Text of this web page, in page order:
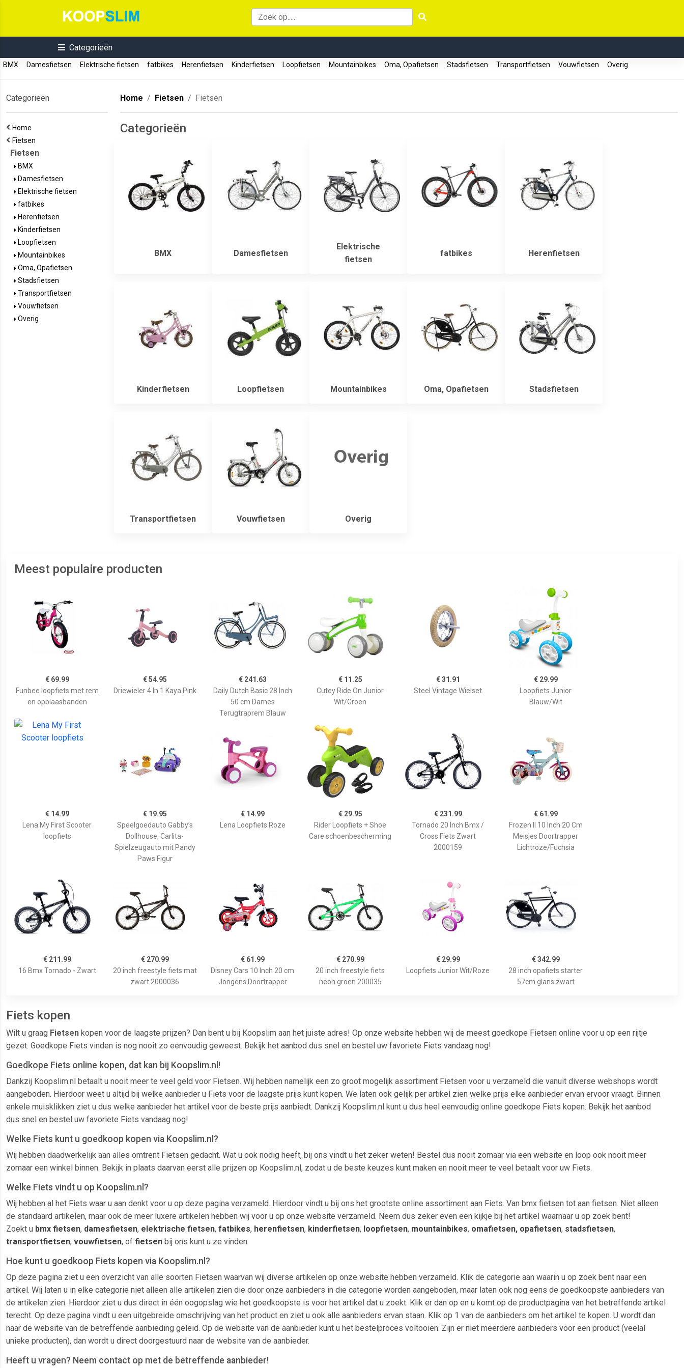
Categorieën
BMX Damesfietsen Elektrische fietsen fatbikes Herenfietsen Kinderfietsen Loopfietsen Mountainbikes Oma, Opafietsen Stadsfietsen Transportfietsen Vouwfietsen Overig
Categorieën
Home
Fietsen
Fietsen
BMX
Damesfietsen
Elektrische fietsen
fatbikes
Herenfietsen
Kinderfietsen
Loopfietsen
Mountainbikes
Oma, Opafietsen
Stadsfietsen
Transportfietsen
Vouwfietsen
Overig
Home Fietsen Fietsen
Categorieën
BMX Damesfietsen
Elektrische
fietsen
fatbikes Herenfietsen
Kinderfietsen Loopfietsen Mountainbikes Oma, Opafietsen Stadsfietsen
Transportfietsen Vouwfietsen Overig
Meest populaire producten
€ 69.99
Funbee loopfiets met rem
en opblaasbanden
€ 54.95
Driewieler 4 In 1 Kaya Pink
€ 241.63
Daily Dutch Basic 28 Inch
50 cm Dames
Terugtraprem Blauw
€ 11.25
Cutey Ride On Junior
Wit/Groen
€ 31.91
Steel Vintage Wielset
€ 29.99
Loopfiets Junior
Blauw/Wit
€ 14.99
Lena My First Scooter
loopfiets
€ 19.95
Speelgoedauto Gabby’s
Dollhouse, Carlita-
Spielzeugauto mit Pandy
Paws Figur
€ 14.99
Lena Loopfiets Roze
€ 29.95
Rider Loopfiets + Shoe
Care schoenbescherming
€ 231.99
Tornado 20 Inch Bmx /
Cross Fiets Zwart
2000159
€ 61.99
Frozen II 10 Inch 20 Cm
Meisjes Doortrapper
Lichtroze/Fuchsia
€ 211.99
16 Bmx Tornado - Zwart
€ 270.99
20 inch freestyle fiets mat
zwart 2000036
€ 61.99
Disney Cars 10 Inch 20 cm
Jongens Doortrapper
€ 270.99
20 inch freestyle fiets
neon groen 200035
€ 29.99
Loopfiets Junior Wit/Roze
€ 342.99
28 inch opafiets starter
57cm glans zwart
Fiets kopen
Wilt u graag Fietsen kopen voor de laagste prijzen? Dan bent u bij Koopslim aan het juiste adres! Op onze website hebben wij de meest goedkope Fietsen online voor u op een rijtje
gezet. Goedkope Fiets vinden is nog nooit zo eenvoudig geweest. Bekijk het aanbod dus snel en bestel uw favoriete Fiets vandaag nog!
Goedkope Fiets online kopen, dat kan bij Koopslim.nl!
Dankzij Koopslim.nl betaalt u nooit meer te veel geld voor Fietsen. Wij hebben namelijk een zo groot mogelijk assortiment Fietsen voor u verzameld die vanuit diverse webshops wordt
aangeboden. Hierdoor weet u altijd bij welke aanbieder u Fiets voor de laagste prijs kunt kopen. We laten ook gelijk per artikel zien welke prijs elke aanbieder ervan ervoor vraagt. Binnen
enkele muisklikken ziet u dus welke aanbieder het artikel voor de beste prijs aanbiedt. Dankzij Koopslim.nl kunt u dus heel eenvoudig online goedkope Fiets kopen. Bekijk het aanbod
dus snel en bestel uw favoriete Fiets vandaag nog!
Welke Fiets kunt u goedkoop kopen via Koopslim.nl?
Wij hebben daadwerkelijk aan alles omtrent Fietsen gedacht. Wat u ook nodig heeft, bij ons vindt u het zeker weten! Bestel dus nooit zomaar via een website en loop ook nooit meer
zomaar een winkel binnen. Bekijk in plaats daarvan eerst alle prijzen op Koopslim.nl, zodat u de beste keuzes kunt maken en nooit meer te veel betaalt voor uw Fiets.
Welke Fiets vindt u op Koopslim.nl?
Wij hebben al het Fiets waar u aan denkt voor u op deze pagina verzameld. Hierdoor vindt u bij ons het grootste online assortiment aan Fiets. Van bmx fietsen tot aan fietsen. Niet alleen
de standaard artikelen, maar ook de meer luxere artikelen hebben wij voor u op onze website verzameld. Neem dus zeker even een kijkje bij het artikel waarnaar u op zoek bent!
Zoekt u bmx fietsen, damesfietsen, elektrische fietsen, fatbikes, herenfietsen, kinderfietsen, loopfietsen, mountainbikes, omafietsen, opafietsen, stadsfietsen,
transportfietsen, vouwfietsen, of fietsen bij ons kunt u ze vinden.
Hoe kunt u goedkoop Fiets kopen via Koopslim.nl?
Op deze pagina ziet u een overzicht van alle soorten Fietsen waarvan wij diverse artikelen op onze website hebben verzameld. Klik de categorie aan waarin u op zoek bent naar een
artikel. Wij laten u in elke categorie niet alleen alle artikelen zien die door onze aanbieders in die categorie worden aangeboden, maar laten ook nog eens de goedkoopste aanbieders van
de artikelen zien. Hierdoor ziet u dus direct in één oogopslag wie het goedkoopste is voor het artikel dat u zoekt. Klik er dan op en u komt op de productpagina van het betreffende artikel
terecht. Op deze pagina vindt u een uitgebreide omschrijving van het product en ziet u ook alle aanbieders ervan staan. Klik op 1 van de aanbieders om het artikel te kopen. U wordt dan
naar de website van de betreffende aanbieding geleid. Op de website van de aanbieder kunt u het bestelproces voltooien. Zijn er niet meerdere aanbieders voor een product (veelal
unieke producten), dan wordt u direct doorgestuurd naar de website van de aanbieder.
Heeft u vragen? Neem contact op met de betreffende aanbieder!